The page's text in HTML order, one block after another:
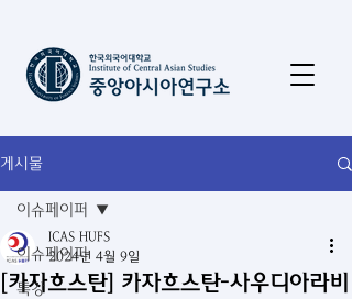
게시물
이슈페이퍼
특강
이슈페이퍼
[카자흐스탄] 카자흐스탄-사우디아라비
ICAS HUFS
2024년 4월 9일